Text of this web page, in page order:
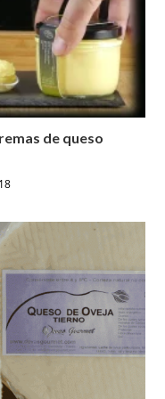
de queso